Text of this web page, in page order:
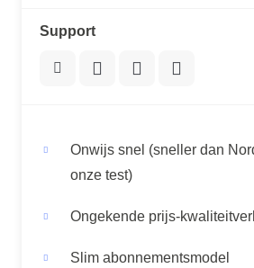
Support
Onwijs snel (sneller dan
onze test)
Ongekende prijs-
Slim abonnementsmodel